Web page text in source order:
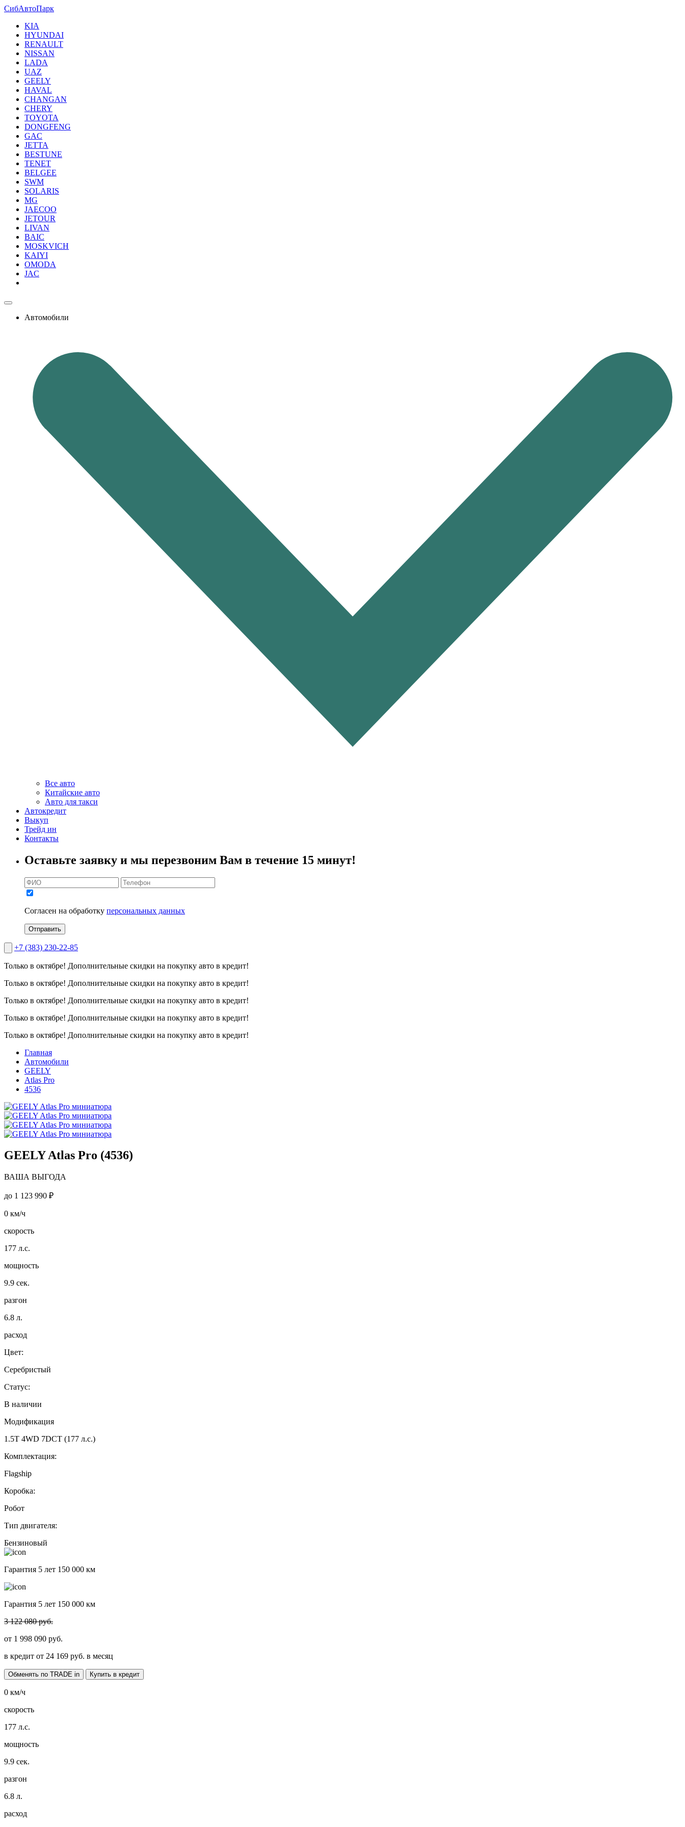
СибАвтоПарк
KIA
HYUNDAI
RENAULT
NISSAN
LADA
UAZ
GEELY
HAVAL
CHANGAN
CHERY
TOYOTA
DONGFENG
GAC
JETTA
BESTUNE
TENET
BELGEE
SWM
SOLARIS
MG
JAECOO
JETOUR
LIVAN
BAIC
MOSKVICH
KAIYI
OMODA
JAC
Автомобили
Все авто
Китайские авто
Авто для такси
Автокредит
Выкуп
Трейд ин
Контакты
Оставьте заявку и мы перезвоним Вам в течение 15 минут!
Согласен на обработку персональных данных
Отправить
+7 (383) 230-22-85
Только в октябре! Дополнительные скидки на покупку авто в кредит!
Только в октябре! Дополнительные скидки на покупку авто в кредит!
Только в октябре! Дополнительные скидки на покупку авто в кредит!
Только в октябре! Дополнительные скидки на покупку авто в кредит!
Только в октябре! Дополнительные скидки на покупку авто в кредит!
Главная
Автомобили
GEELY
Atlas Pro
4536
GEELY Atlas Pro (4536)
ВАША ВЫГОДА
до 1 123 990 ₽
0 км/ч
скорость
177 л.с.
мощность
9.9 сек.
разгон
6.8 л.
расход
Цвет:
Серебристый
Статус:
В наличии
Модификация
1.5T 4WD 7DCT (177 л.с.)
Комплектация:
Flagship
Коробка:
Робот
Тип двигателя:
Бензиновый
Гарантия 5 лет 150 000 км
Гарантия 5 лет 150 000 км
3 122 080 руб.
от 1 998 090 руб.
в кредит от 24 169 руб. в месяц
Обменять по TRADE in Купить в кредит
0 км/ч
скорость
177 л.с.
мощность
9.9 сек.
разгон
6.8 л.
расход